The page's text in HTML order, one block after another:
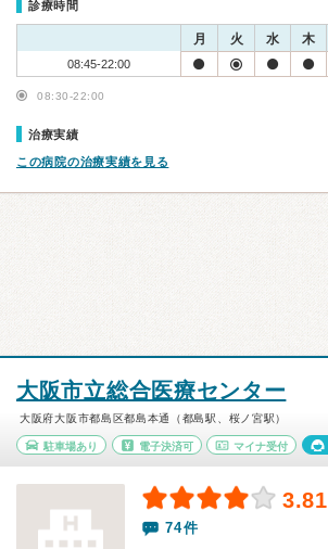
診療時間
月 火 水 木
08:45-22:00
08:30-22:00
治療実績
この病院の治療実績を見る
大阪市立総合医療センター
大阪府大阪市都島区都島本通（都島駅、桜ノ宮駅）
駐車場あり 電子決済可 マイナ受付
3.81
74件